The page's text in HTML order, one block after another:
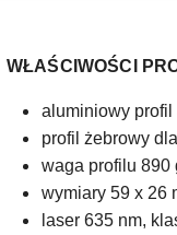
WŁAŚCIWOŚCI
aluminiowy
profil żebrowy
waga profilu 890
wymiary 59 x 26
laser 635 nm,